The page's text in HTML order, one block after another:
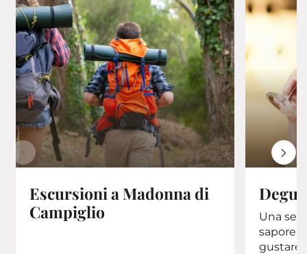
Escursioni a Madonna di
Campiglio
Una
sapore
gustare,